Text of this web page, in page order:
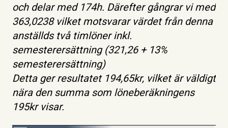
och delar med 174h. Därefter gångrar vi med
363,0238 vilket motsvarar värdet från denna
anställds två timlöner inkl.
semesterersättning (321,26 + 13%
semesterersättning)
Detta ger resultatet 194,65kr, vilket är väldigt
nära den summa som löneberäkningens
195kr visar.